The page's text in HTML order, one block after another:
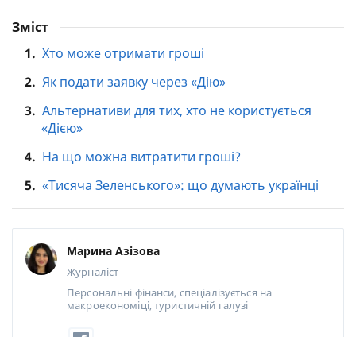
Зміст
1. Хто може отримати гроші
2. Як подати заявку через «Дію»
3. Альтернативи для тих, хто не користується
«Дією»
4. На що можна витратити гроші?
5. «Тисяча Зеленського»: що думають українці
Марина Азізова
Журналіст
Персональні фінанси, спеціалізується на
макроекономіці, туристичній галузі